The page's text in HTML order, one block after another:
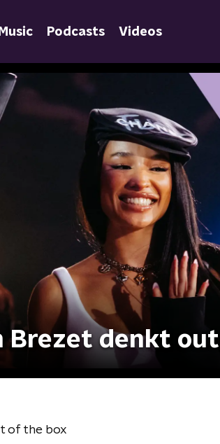
Music Podcasts Videos
Brezet denkt
of the box